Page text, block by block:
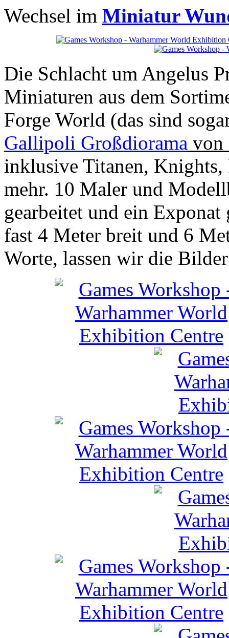
Wechsel im Miniatur
Die Schlacht um Angelus
Miniaturen aus dem
Forge World (das sind
Gallipoli Großdiorama von
inklusive Titanen,
mehr. 10 Maler und
gearbeitet und ein
fast 4 Meter breit und 6
Worte, lassen wir die